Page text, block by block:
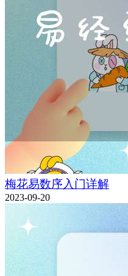
梅花易数序入门详解
2023-09-20